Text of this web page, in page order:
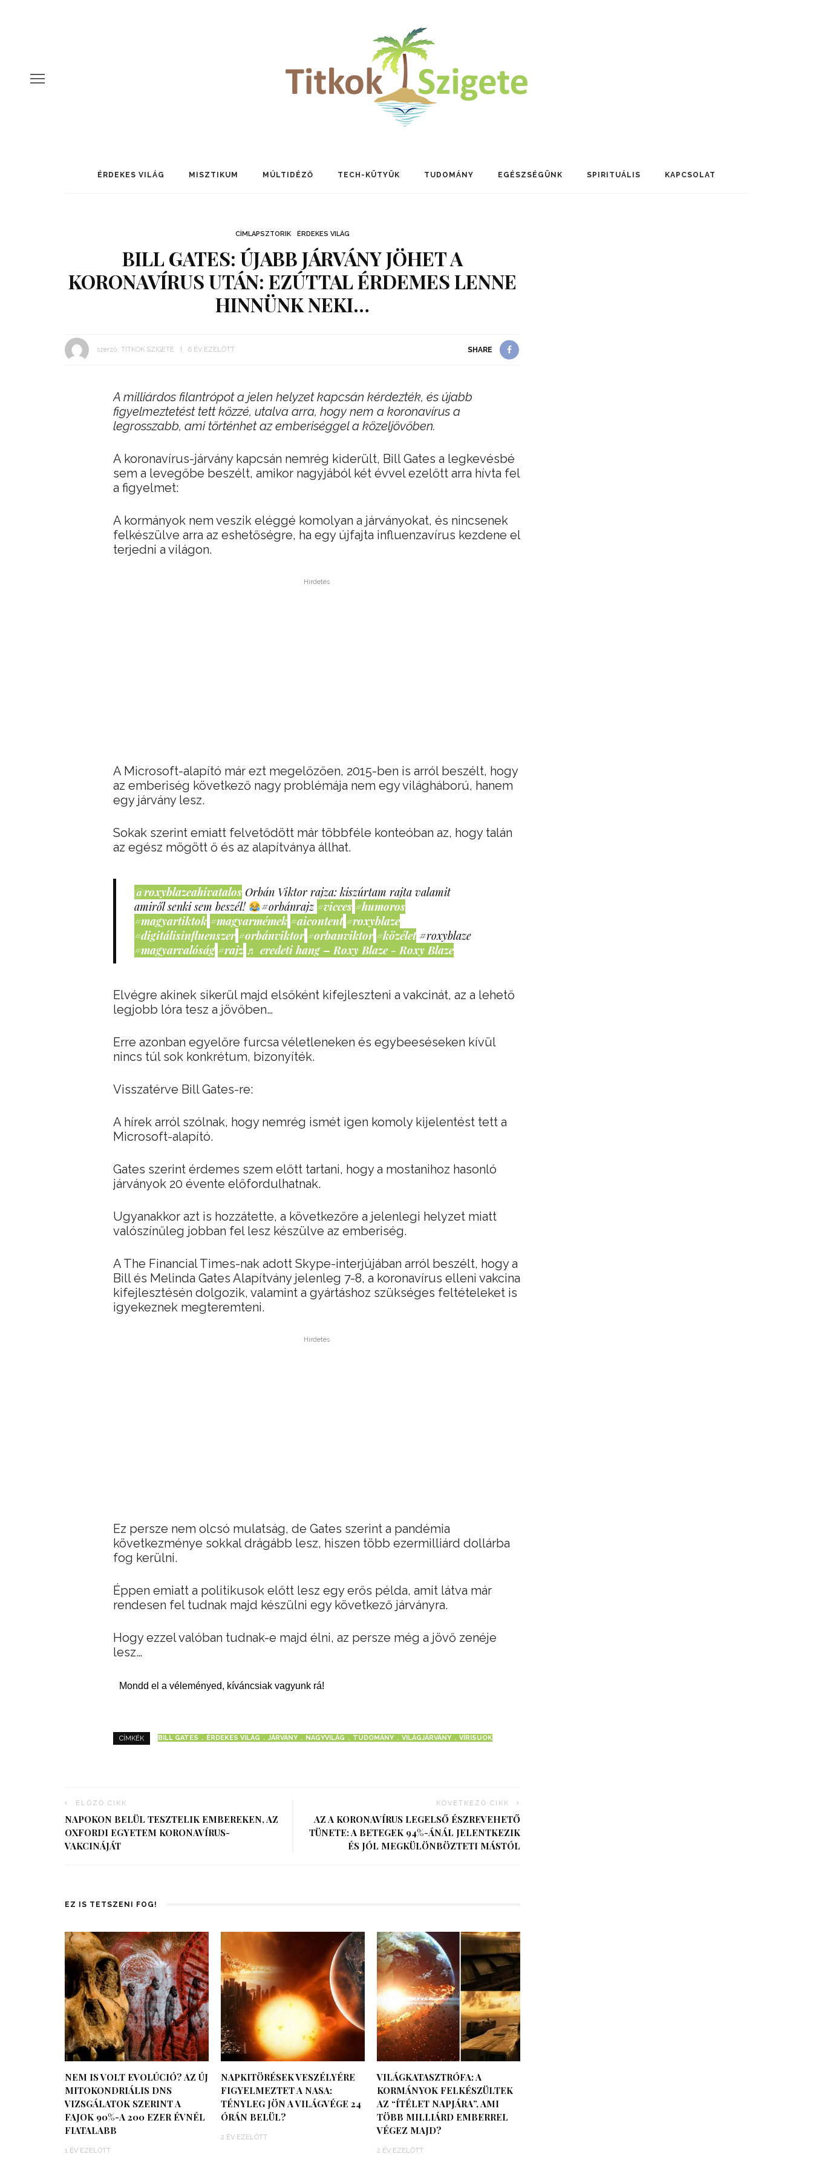
ÉRDEKES VILÁG MISZTIKUM MÚLTIDÉZŐ TECH-KÜTYÜK TUDOMÁNY EGÉSZSÉGÜNK SPIRITUÁLIS KAPCSOLAT
CÍMLAPSZTORIK ÉRDEKES VILÁG
BILL GATES: ÚJABB JÁRVÁNY JÖHET A
KORONAVÍRUS UTÁN: EZÚTTAL ÉRDEMES LENNE
HINNÜNK NEKI…
szerző: TITKOK SZIGETE 6 ÉV EZELŐTT SHARE
A milliárdos filantrópot a jelen helyzet kapcsán kérdezték, és újabb
figyelmeztetést tett közzé, utalva arra, hogy nem a koronavírus a
legrosszabb, ami történhet az emberiséggel a közeljövőben.
A koronavírus-járvány kapcsán nemrég kiderült, Bill Gates a legkevésbé
sem a levegőbe beszélt, amikor nagyjából két évvel ezelőtt arra hívta fel
a figyelmet:
A kormányok nem veszik eléggé komolyan a járványokat, és nincsenek
felkészülve arra az eshetőségre, ha egy újfajta influenzavírus kezdene el
terjedni a világon.
Hirdetés
A Microsoft-alapító már ezt megelőzően, 2015-ben is arról beszélt, hogy
az emberiség következő nagy problémája nem egy világháború, hanem
egy járvány lesz.
Sokak szerint emiatt felvetődött már többféle konteóban az, hogy talán
az egész mögött ő és az alapítványa állhat.
@roxyblazeahivatalos Orbán Viktor rajza: kiszúrtam rajta valamit
amiről senki sem beszél!
#orbánrajz #vicces #humoros
#magyartiktok #magyarmémek #aicontent #roxyblaze
#digitálisinfluenszer #orbánviktor #orbanviktor #közélet #roxyblaze
#magyarvalóság #rajz ♬ eredeti hang – Roxy Blaze - Roxy Blaze
Elvégre akinek sikerül majd elsőként kifejleszteni a vakcinát, az a lehető
legjobb lóra tesz a jövőben…
Erre azonban egyelőre furcsa véletleneken és egybeeséseken kívül
nincs túl sok konkrétum, bizonyíték.
Visszatérve Bill Gates-re:
A hírek arról szólnak, hogy nemrég ismét igen komoly kijelentést tett a
Microsoft-alapító.
Gates szerint érdemes szem előtt tartani, hogy a mostanihoz hasonló
járványok 20 évente előfordulhatnak.
Ugyanakkor azt is hozzátette, a következőre a jelenlegi helyzet miatt
valószínűleg jobban fel lesz készülve az emberiség.
A The Financial Times-nak adott Skype-interjújában arról beszélt, hogy a
Bill és Melinda Gates Alapítvány jelenleg 7-8, a koronavírus elleni vakcina
kifejlesztésén dolgozik, valamint a gyártáshoz szükséges feltételeket is
igyekeznek megteremteni.
Hirdetés
Ez persze nem olcsó mulatság, de Gates szerint a pandémia
következménye sokkal drágább lesz, hiszen több ezermilliárd dollárba
fog kerülni.
Éppen emiatt a politikusok előtt lesz egy erős példa, amit látva már
rendesen fel tudnak majd készülni egy következő járványra.
Hogy ezzel valóban tudnak-e majd élni, az persze még a jövő zenéje
lesz…
Mondd el a véleményed, kíváncsiak vagyunk rá!
CÍMKÉK BILL GATES ÉRDEKES VILÁG JÁRVÁNY NAGYVILÁG TUDOMÁNY VILÁGJÁRVÁNY VÍRISUOK
ELŐZŐ CIKK
NAPOKON BELÜL TESZTELIK EMBEREKEN, AZ
OXFORDI EGYETEM KORONAVÍRUS-
VAKCINÁJÁT
KÖVETKEZŐ CIKK
AZ A KORONAVÍRUS LEGELSŐ ÉSZREVEHETŐ
TÜNETE: A BETEGEK 94%-ÁNÁL JELENTKEZIK
ÉS JÓL MEGKÜLÖNBÖZTETI MÁSTÓL
EZ IS TETSZENI FOG!
NEM IS VOLT EVOLÚCIÓ? AZ ÚJ
MITOKONDRIÁLIS DNS
VIZSGÁLATOK SZERINT A
FAJOK 90%-A 200 EZER ÉVNÉL
FIATALABB
1 ÉV EZELŐTT
NAPKITÖRÉSEK VESZÉLYÉRE
FIGYELMEZTET A NASA:
TÉNYLEG JÖN A VILÁGVÉGE 24
ÓRÁN BELÜL?
2 ÉV EZELŐTT
VILÁGKATASZTRÓFA: A
KORMÁNYOK FELKÉSZÜLTEK
AZ “ÍTÉLET NAPJÁRA”, AMI
TÖBB MILLIÁRD EMBERREL
VÉGEZ MAJD?
2 ÉV EZELŐTT